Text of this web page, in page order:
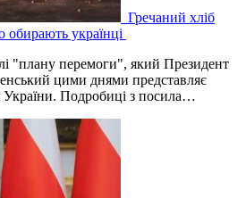
Гречаний хліб
українці
"плану перемоги", який Президент
цими днями представляє
Подробиці з посила…